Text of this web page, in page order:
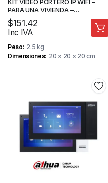
PARA UNA VIVIENDA –
DESBLOQUEO A TRAVES DE
APLICACION – DAHUA
$151.42
Inc IVA
Peso 2.5 kg
Dimensiones 20 × 20 × 20 cm